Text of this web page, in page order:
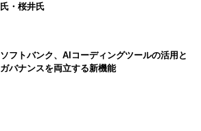
氏・桜井氏
ソフトバンク、AIコーディングツールの活用と
ガバナンスを両立する新機能